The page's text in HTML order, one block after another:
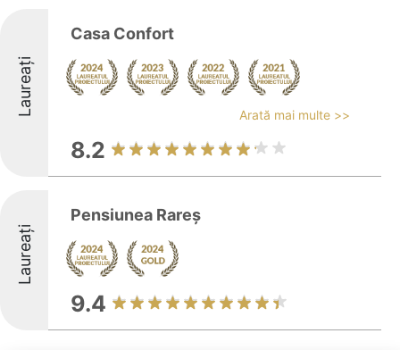
Laureați
Casa Confort
Arată mai multe >>
8.2
Laureați
Pensiunea Rareș
9.4